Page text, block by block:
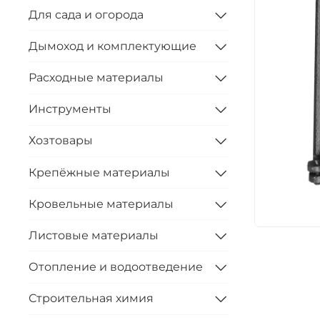
Для сада и огорода
Дымоход и комплектующие
Расходные материалы
Инструменты
Хозтовары
Крепёжные материалы
Кровельные материалы
Листовые материалы
Отопление и водоотведение
Строительная химия